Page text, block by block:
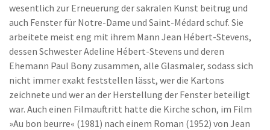
wesentlich zur Erneuerung der sakralen Kunst beitrug und
auch Fenster für Notre-Dame und Saint-Médard schuf. Sie
arbeitete meist eng mit ihrem Mann Jean Hébert-Stevens,
dessen Schwester Adeline Hébert-Stevens und deren
Ehemann Paul Bony zusammen, alle Glasmaler, sodass sich
nicht immer exakt feststellen lässt, wer die Kartons
zeichnete und wer an der Herstellung der Fenster beteiligt
war. Auch einen Filmauftritt hatte die Kirche schon, im Film
»Au bon beurre« (1981) nach einem Roman (1952) von Jean